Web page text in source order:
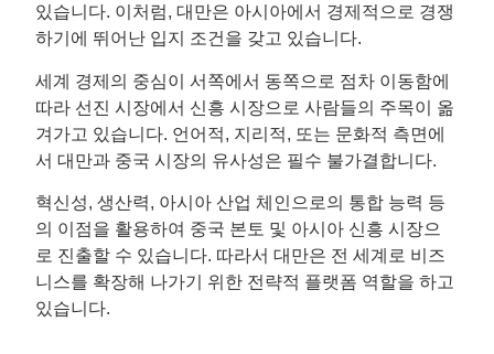
있습니다. 이처럼, 대만은 아시아에서 경제적으로 경쟁
하기에 뛰어난 입지 조건을 갖고 있습니다.
세계 경제의 중심이 서쪽에서 동쪽으로 점차 이동함에
따라 선진 시장에서 신흥 시장으로 사람들의 주목이 옮
겨가고 있습니다. 언어적, 지리적, 또는 문화적 측면에
서 대만과 중국 시장의 유사성은 필수 불가결합니다.
혁신성, 생산력, 아시아 산업 체인으로의 통합 능력 등
의 이점을 활용하여 중국 본토 및 아시아 신흥 시장으
로 진출할 수 있습니다. 따라서 대만은 전 세계로 비즈
니스를 확장해 나가기 위한 전략적 플랫폼 역할을 하고
있습니다.